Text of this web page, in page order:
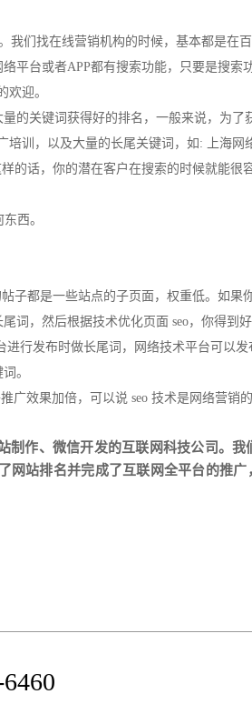
我们找在线营销机构的时候，基本都是在
平台或者APP都有搜索功能，只要是搜索
欢迎。
的关键词获得好的排名，一般来说，为了
训，以及大量的长尾关键词，如: 上海网
的话，你的潜在客户在搜索的时候就能很
西。
子都是一些站点的子页面，权重低。如果
词，然后根据技术优化页面 seo，你得到好
行发布时做长尾词，网络技术平台可以
。
广效果加倍，可以说 seo 技术是网络营销的
制作、 微信开发的互联网科技公司。我
网站排名并完成了互联网全平台的推